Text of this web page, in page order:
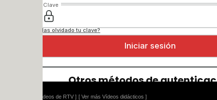
[ Ver más Vídeos didácticos ]